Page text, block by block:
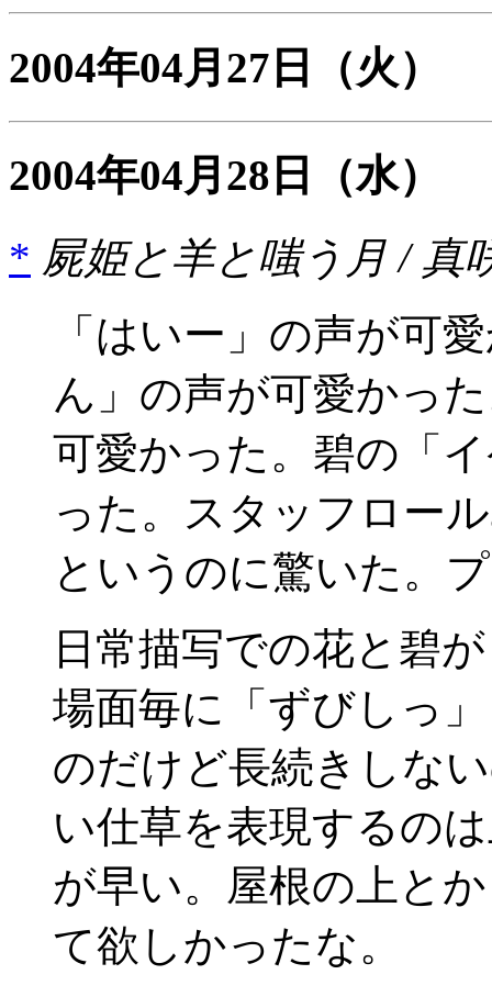
2004年04月27日 （火）
2004年04月28日
（水）
* 屍姫と羊と嗤う月 / 真
「はいー」の声が可
ん」の声が可愛かっ
可愛かった。碧の「
った。スタッフロー
というのに驚いた。
日常描写での花と碧
場面毎に「ずびしっ
のだけど長続きしな
い仕草を表現するの
が早い。屋根の上と
て欲しかったな。